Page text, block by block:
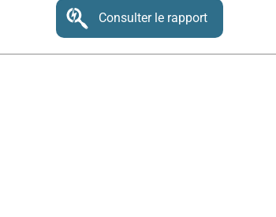
Consulter le rapport